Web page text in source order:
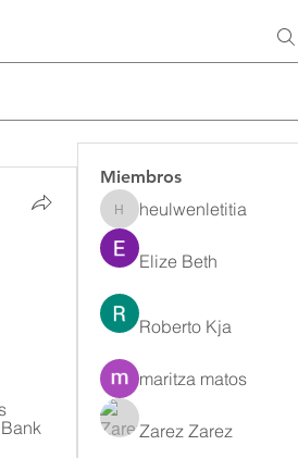
Miembros
heulwenletitia
heulwenletitia
Elize Beth
Roberto Kja
maritza matos
Zarez Zarez